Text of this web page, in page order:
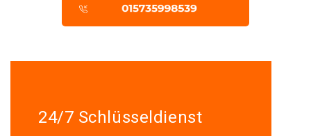
24/7 Schlüsseldienst